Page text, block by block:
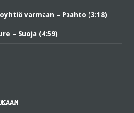
varmaan – Paahto (3:18)
– Suoja (4:59)